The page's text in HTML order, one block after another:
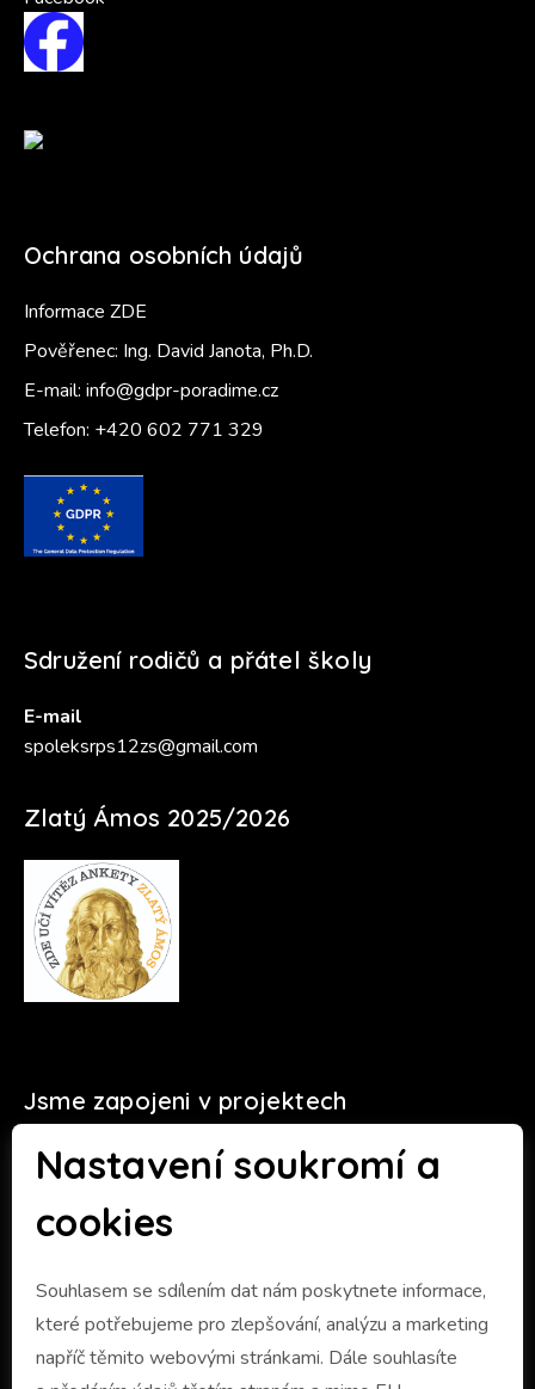
Nastavení soukromí a
cookies
Souhlasem se sdílením dat nám poskytnete informace,
které potřebujeme pro zlepšování, analýzu a marketing
napříč těmito webovými stránkami. Dále souhlasíte
Ochrana osobních údajů
Informace ZDE
Pověřenec: Ing. David Janota, Ph.D.
E-mail: info@gdpr-poradime.cz
Telefon: +420 602 771 329
Sdružení rodičů a přátel školy
E-mail
spoleksrps12zs@gmail.com
Zlatý Ámos 2025/2026
Jsme zapojeni v projektech